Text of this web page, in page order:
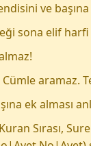
ve
aramaz.
ek alması
Sırası,